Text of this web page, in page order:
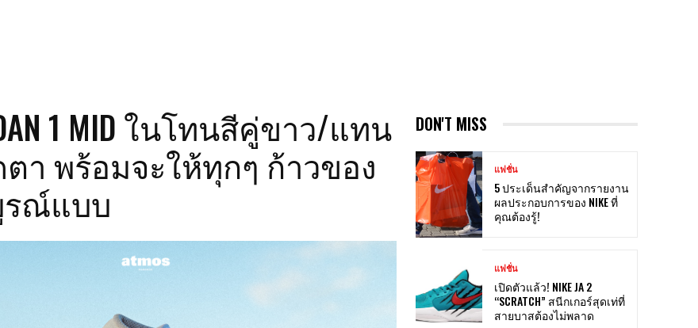
1 MID ในโทนสีคู่ขาว/แทน
า พร้อมจะให้ทุกๆ ก้าวของ
ณ์แบบ
DON'T MISS
แฟชั่น
5 ประเด็นสำคัญจากรายงาน
ผลประกอบการของ NIKE ที่
คุณต้องรู้!
แฟชั่น
เปิดตัวแล้ว! NIKE JA 2
“SCRATCH” สนีกเกอร์สุดเท่ที่
สายบาสต้องไม่พลาด